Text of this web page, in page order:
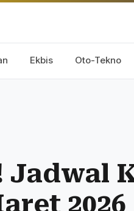
Ekbis Oto-Tekno
Jadwal
2026